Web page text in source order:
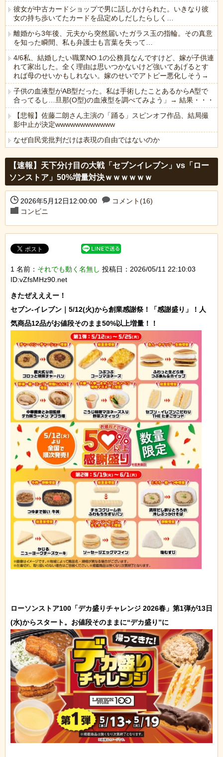
彼女が中古カードショップで男に話しかけられた。いきなり彼
女の持ち歩いてたカードを品定めしだしたらしく…
離婚から3年後、元夫から突然届いたガラス玉の指輪。その真意
を知った瞬間、私も弁護士も言葉を失って…
4/6私、結婚したい職業NO.1の公務員なんですけど、嫁が子供連
れて家出した。全く理由は思いつかないけど強いてあげるとす
れば母のせいかもしれない。嫁のせいでアトピー悪化しそう→
子供の血液型がAB型だった。私は手術したことあるからA型で
合ってるし…旦那(O型)の血液型を調べてみよう」→ 結果・・・
【悲報】佐藤二朗さん主演の「踊る」スピンオフ作品、結局撮
影中止が決定wwwwwwwwwwww
なぜ自民党批判だけは表現の自由ではないのか
【速報】天下分け目の大戦「セブンイレブン」vs「ロー
ソンストア」50%増量対決ｗｗｗｗｗｗ
2026年5月12日12:00:00
コメント(16)
コンビニ
1 名前： それでも動く名無し 投稿日：2026/05/11 22:10:03
ID:vZfsMHz90.net
きたぜえええー！
セブン-イレブン｜5/12(火)から創業感謝祭！「感謝盛り」！人
ローソンストア100「デカ盛りチャレンジ 2026春」第1弾が13日
(水)からスタート。お値段そのままに“デカ盛り”に